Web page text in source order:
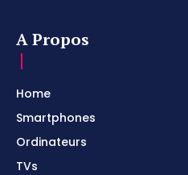
A Propos
Home
Smartphones
Ordinateurs
TVs